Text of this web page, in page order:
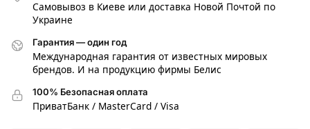
Самовывоз в Киеве или доставка Новой Почтой по
Украине
Гарантия — один год
Международная гарантия от известных мировых
брендов. И на продукцию фирмы Белис
100% Безопасная оплата
ПриватБанк / MasterCard / Visa